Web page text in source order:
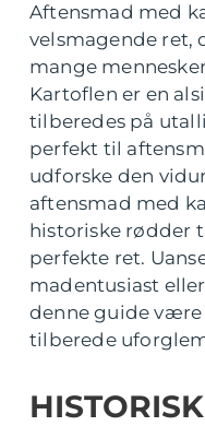
Aftensmad med
velsmagende ret,
mange
Kartoflen er en
tilberedes på
perfekt til
udforske den
aftensmad med
historiske rødder
perfekte ret.
madentusiast
denne guide
tilberede